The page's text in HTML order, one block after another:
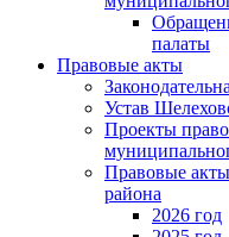
палаты
Правовые акты
Устав
Проекты
Правовые
района
2026 год